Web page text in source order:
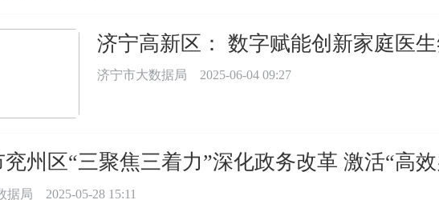
济宁高新区： 数字赋能创新家庭医
济宁市大数据局 2025-06-04 09:27
州区“三聚焦三着力”深化政务改革 激活“高
据局 2025-05-28 15:11